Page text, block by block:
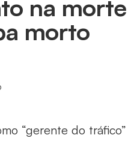
na morte
morto
“gerente do tráfico”